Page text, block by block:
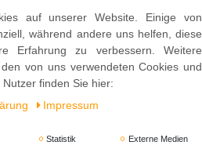
auf unserer Website. Einige von
während andere uns helfen, diese
Erfahrung zu verbessern. Weitere
von uns verwendeten Cookies und
finden Sie hier:
Impressum
Statistik Externe Medien